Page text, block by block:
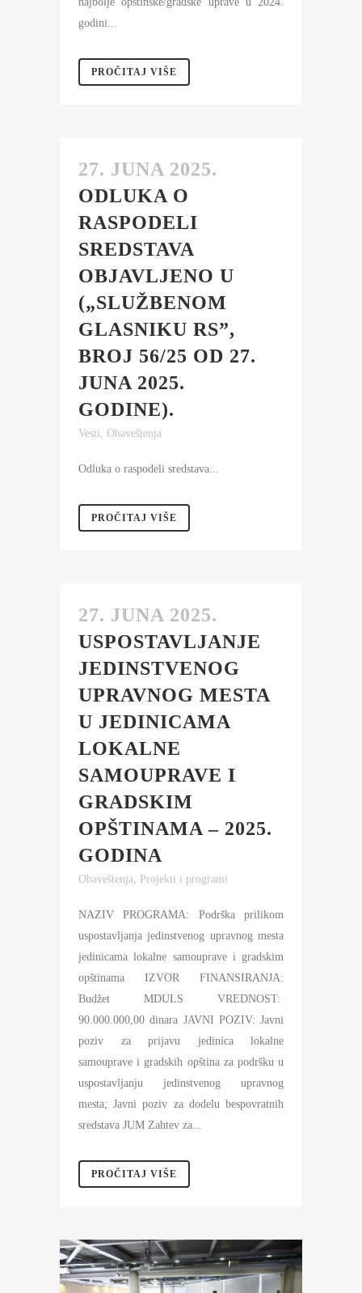
godini...
PROČITAJ VIŠE
27. JUNA 2025.
ODLUKA O
RASPODELI
SREDSTAVA
OBJAVLJENO U
(„SLUŽBENOM
GLASNIKU RS”,
BROJ 56/25 OD 27.
JUNA 2025.
GODINE).
Vesti, Obaveštenja
Odluka o raspodeli sredstava...
PROČITAJ VIŠE
27. JUNA 2025.
USPOSTAVLJANJE
JEDINSTVENOG
UPRAVNOG MESTA
U JEDINICAMA
LOKALNE
SAMOUPRAVE I
GRADSKIM
OPŠTINAMA – 2025.
GODINA
Obaveštenja, Projekti i programi
NAZIV PROGRAMA: Podrška prilikom
uspostavljanja jedinstvenog upravnog mesta
jedinicama lokalne samouprave i gradskim
opštinama IZVOR FINANSIRANJA:
Budžet MDULS VREDNOST:
90.000.000,00 dinara JAVNI POZIV: Javni
poziv za prijavu jedinica lokalne
samouprave i gradskih opština za podršku u
uspostavljanju jedinstvenog upravnog
mesta; Javni poziv za dodelu bespovratnih
sredstava JUM Zahtev za...
PROČITAJ VIŠE